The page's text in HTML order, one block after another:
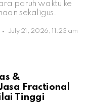
paruh waktu ke
sekaligus.
July 21, 2026, 11:23 am
&
Fractional
Tinggi